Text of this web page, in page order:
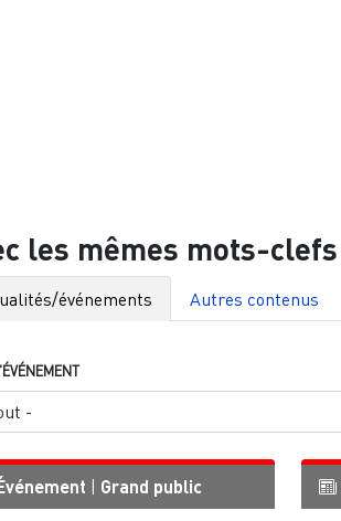
les mêmes mots-clefs
événements Autres contenus
Grand public